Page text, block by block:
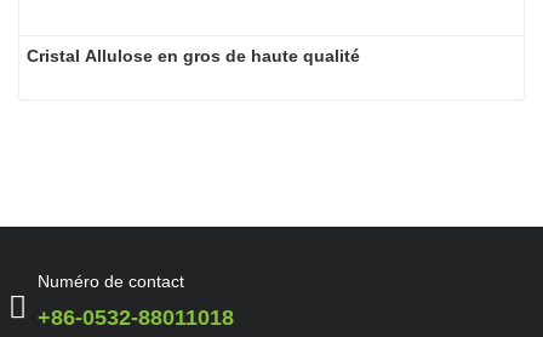
Cristal Allulose en gros de haute qualité
Numéro de contact
+86-0532-88011018